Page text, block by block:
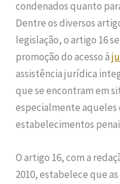
condenados quanto
Dentre os diversos
legislação, o artigo 16
promoção do acesso à
assistência jurídica
que se encontram em
especialmente aqueles
estabelecimentos
O artigo 16, com a
2010, estabelece que